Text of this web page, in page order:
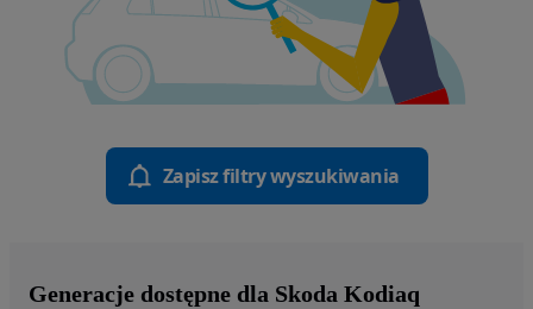
Zapisz filtry wyszukiwania
Generacje dostępne dla Skoda Kodiaq